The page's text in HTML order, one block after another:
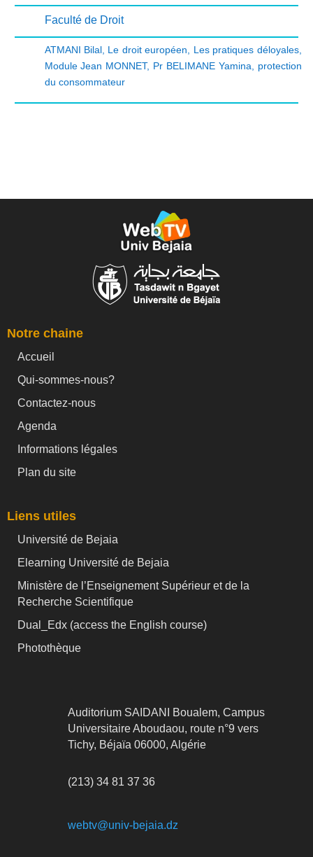
Faculté de Droit
ATMANI Bilal, Le droit européen Les pratiques déloyales,
Module Jean MONNET, Pr BELIMANE Yamina
protection
du consommateur
Notre chaine
Accueil
Qui-sommes-nous?
Contactez-nous
Agenda
Informations légales
Plan du site
Liens utiles
Université de Bejaia
Elearning Université de Bejaia
Ministère de l’Enseignement Supérieur et de la
Recherche Scientifique
Dual_Edx (access the English course)
Photothèque
Auditorium SAIDANI Boualem, Campus
Universitaire Aboudaou, route n°9 vers
Tichy, Béjaïa 06000, Algérie
(213) 34 81 37 36
webtv@univ-bejaia.dz